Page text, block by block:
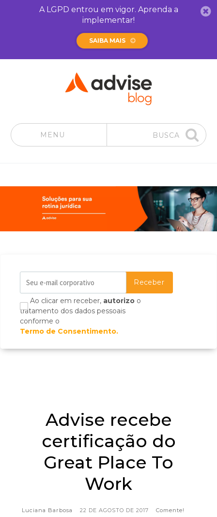
A LGPD entrou em vigor. Aprenda a
implementar!
SAIBA MAIS
MENU BUSCA
Ao clicar em receber, autorizo o
tratamento dos dados pessoais
conforme o
Termo de Consentimento.
Advise recebe
certificação do
Great Place To
Work
Luciana Barbosa 22 DE AGOSTO DE 2017
Comente!